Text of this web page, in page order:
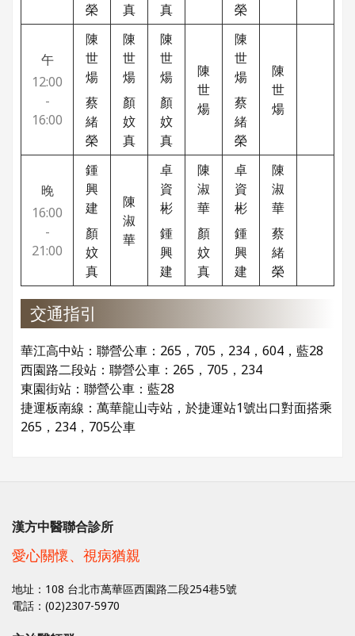
榮
真
真
榮
午
12:00
-
16:00
陳
世
煬
蔡
緒
榮
陳
世
煬
顏
妏
真
陳
世
煬
顏
妏
真
陳
世
煬
陳
世
煬
蔡
緒
榮
陳
世
煬
晚
16:00
-
21:00
鍾
興
建
顏
妏
真
陳
淑
華
卓
資
彬
鍾
興
建
陳
淑
華
顏
妏
真
卓
資
彬
鍾
興
建
陳
淑
華
蔡
緒
榮
交通指引
華江高中站：聯營公車：265，705，234，604，藍28
西園路二段站：聯營公車：265，705，234
東園街站：聯營公車：藍28
捷運板南線：萬華龍山寺站，於捷運站1號出口對面搭乘
265，234，705公車
漢方中醫聯合診所
愛心關懷、視病猶親
地址：108 台北市萬華區西園路二段254巷5號
電話：(02)2307-5970